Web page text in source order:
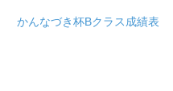
かんなづき杯Bクラス成績表